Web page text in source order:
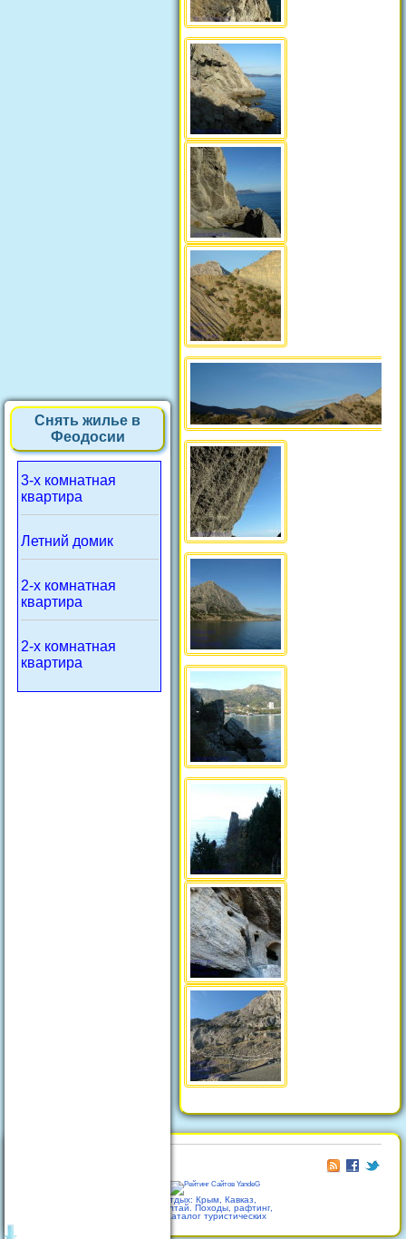
Снять жилье в
Феодосии
3-х комнатная
квартира
Летний домик
2-х комнатная
квартира
2-х комнатная
квартира